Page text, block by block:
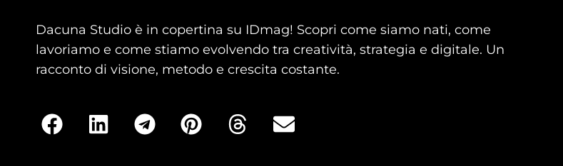
Dacuna Studio è in copertina su IDmag! Scopri come siamo nati, come
lavoriamo e come stiamo evolvendo tra creatività, strategia e digitale. Un
racconto di visione, metodo e crescita costante.